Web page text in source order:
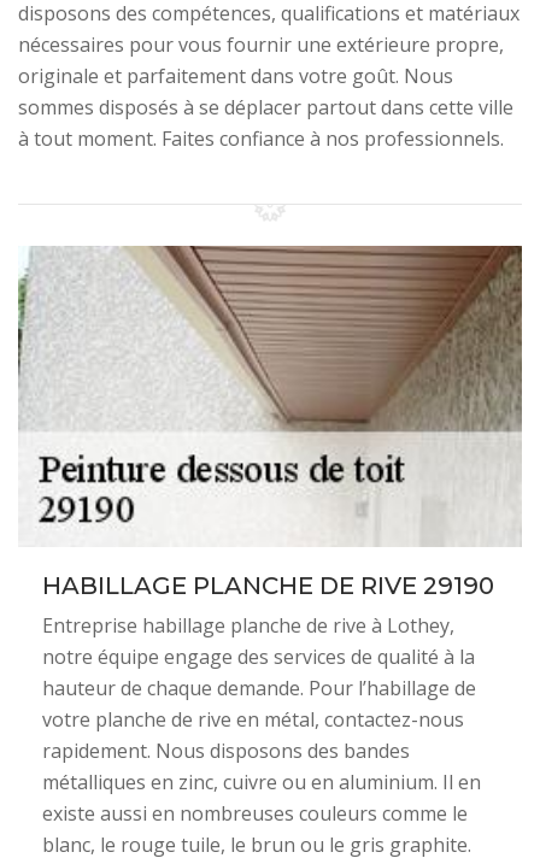
disposons des compétences, qualifications et matériaux
nécessaires pour vous fournir une extérieure propre,
originale et parfaitement dans votre goût. Nous
sommes disposés à se déplacer partout dans cette ville
à tout moment. Faites confiance à nos professionnels.
HABILLAGE PLANCHE DE RIVE 29190
Entreprise habillage planche de rive à Lothey,
notre équipe engage des services de qualité à la
hauteur de chaque demande. Pour l’habillage de
votre planche de rive en métal, contactez-nous
rapidement. Nous disposons des bandes
métalliques en zinc, cuivre ou en aluminium. Il en
existe aussi en nombreuses couleurs comme le
blanc, le rouge tuile, le brun ou le gris graphite.